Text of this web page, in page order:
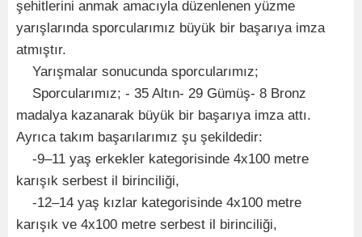
şehitlerini anmak amacıyla düzenlenen yüzme
yarışlarında sporcularımız büyük bir başarıya imza
atmıştır.
Yarışmalar sonucunda sporcularımız;
Sporcularımız; - 35 Altın- 29 Gümüş- 8 Bronz
madalya kazanarak büyük bir başarıya imza attı.
Ayrıca takım başarılarımız şu şekildedir:
-9–11 yaş erkekler kategorisinde 4x100 metre
karışık serbest il birinciliği,
-12–14 yaş kızlar kategorisinde 4x100 metre
karışık ve 4x100 metre serbest il birinciliği,